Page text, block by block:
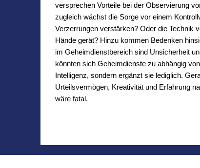
versprechen Vorteile bei der Observierung
zugleich wächst die Sorge vor einem
Verzerrungen verstärken? Oder die Technik
Hände gerät? Hinzu kommen Bedenken
im Geheimdienstbereich sind Unsicherheit
könnten sich Geheimdienste zu abhängig
Intelligenz, sondern ergänzt sie lediglich.
Urteilsvermögen, Kreativität und Erfahrung
wäre fatal.